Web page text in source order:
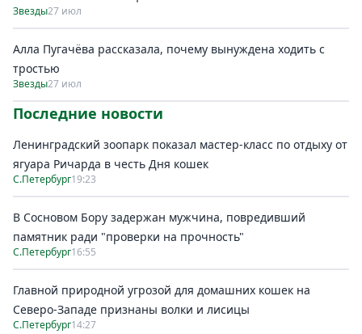
Звезды27 июл
Алла Пугачёва рассказала, почему вынуждена ходить с
тростью
Звезды27 июл
Последние новости
Ленинградский зоопарк показал мастер-класс по отдыху от
ягуара Ричарда в честь Дня кошек
С.Петербург19:23
В Сосновом Бору задержан мужчина, повредивший
памятник ради "проверки на прочность"
С.Петербург16:55
Главной природной угрозой для домашних кошек на
Северо-Западе признаны волки и лисицы
С.Петербург14:27